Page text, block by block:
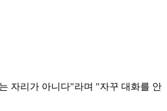
자리가 아니다"라며 "자꾸 대화를 안